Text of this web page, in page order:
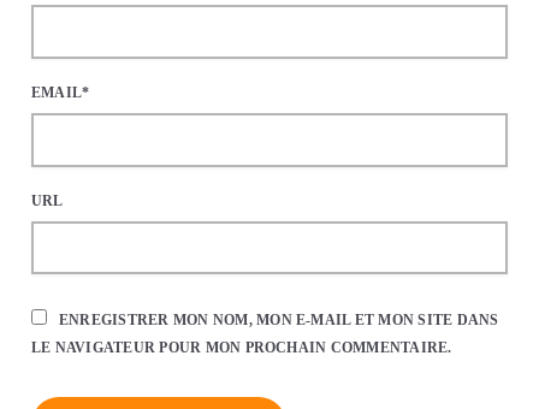
EMAIL*
URL
ENREGISTRER MON NOM, MON E-MAIL ET MON SITE DANS
LE NAVIGATEUR POUR MON PROCHAIN COMMENTAIRE.